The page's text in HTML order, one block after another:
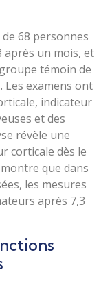
68 personnes
après un mois, et
témoin de
Les examens ont
indicateur
et des
révèle une
corticale dès le
que dans
les mesures
après 7,3